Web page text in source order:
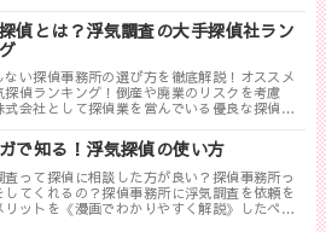
ことができます。
偵とは？浮気調査の大手探偵社ラン
ない探偵事務所の選び方を徹底解説！オススメ
探偵ランキング！倒産や廃業のリスクを考慮
式会社として探偵業を営んでいる優良な探偵事
い調査力が評判の探偵事務所を厳選しました。
で知る！浮気探偵の使い方
査って探偵に相談した方が良い？探偵事務所っ
してくれるの？探偵事務所に浮気調査を依頼を
リットを《漫画でわかりやすく解説》したペー